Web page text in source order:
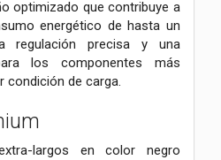
optimizado que contribuye a
energético de hasta un
regulación precisa y una
los componentes más
condición de carga.
largos en color negro